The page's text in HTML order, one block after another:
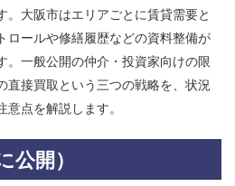
。大阪市はエリアごとに賃貸需要と
ロールや修繕履歴などの資料整備が
。一般公開の仲介・投資家向けの限
直接買取という三つの戦略を、状況
点を解説します。
公開）